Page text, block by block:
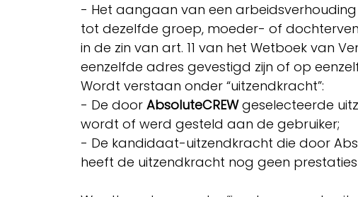
- Het aangaan van een
tot dezelfde groep, moeder- of
in de zin van art. 11 van het Wetboek van
eenzelfde adres gevestigd zijn of op
Wordt verstaan onder “uitzendkracht”:
- De door AbsoluteCREWgeselecteerde
wordt of werd gesteld aan de gebruiker;
​- De kandidaat-uitzendkracht die door
heeft de uitzendkracht nog geen